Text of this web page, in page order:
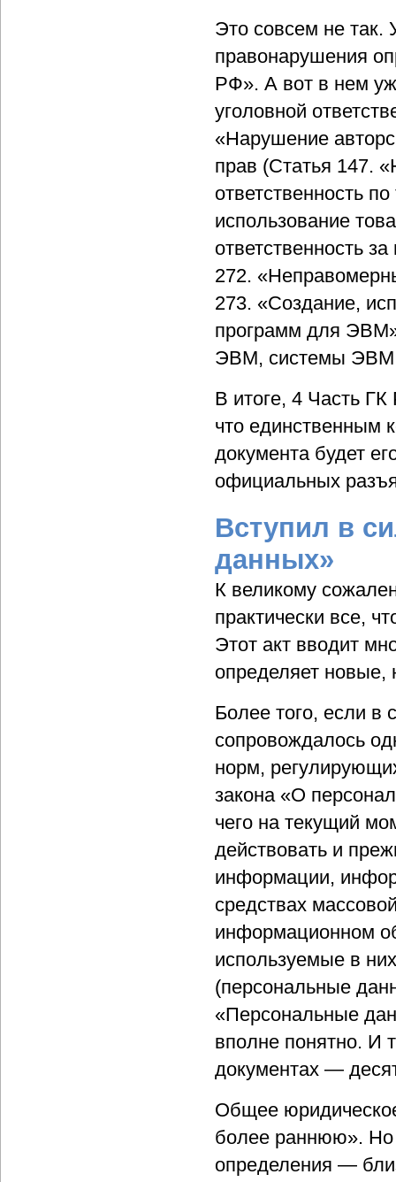
Это совсем не так.
правонарушения
РФ». А вот в нем
уголовной
«Нарушение
прав (Статья 147.
ответственность
использование
ответственность
272.
273. «Создание,
программ для
ЭВМ, системы ЭВМ
В итоге, 4 Часть
что единственным
документа будет
официальных
Вступил в
данных»
К великому
практически все,
Этот акт вводит
определяет
Более того, если в
сопровождалось
норм,
закона «О
чего на текущий
действовать и
информации,
средствах
информационном
используемые в
(персональные
«Персональные
вполне понятно. И
документах —
Общее
более раннюю». Но
определения —